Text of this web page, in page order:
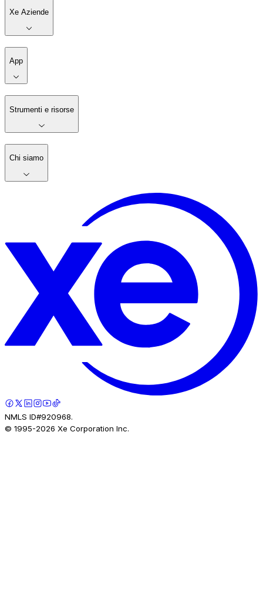
Xe Aziende
App
Strumenti e risorse
Chi siamo
NMLS ID#920968.
© 1995-2026 Xe Corporation Inc.